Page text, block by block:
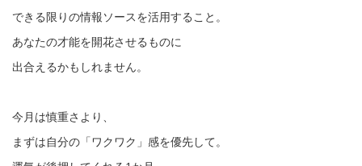
できる限りの情報ソースを活用すること。
あなたの才能を開花させるものに
出合えるかもしれません。
今月は慎重さより、
まずは自分の「ワクワク」感を優先して。